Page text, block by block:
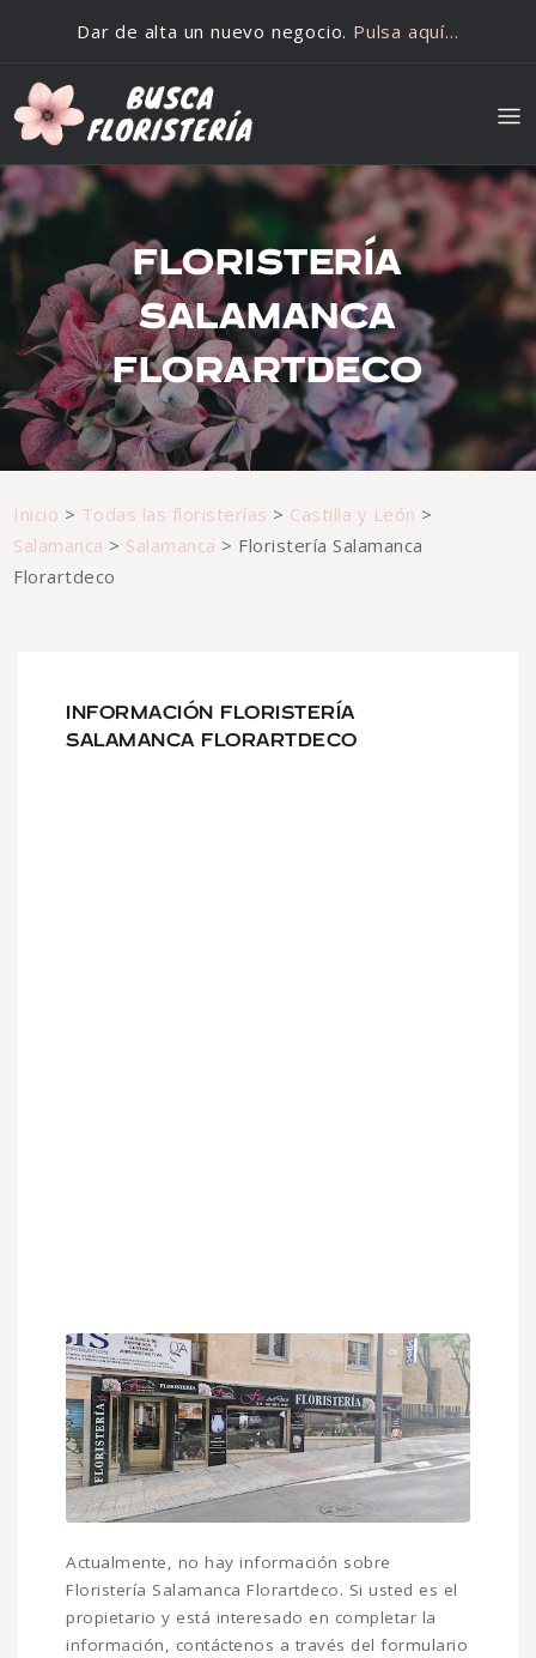
Dar de alta un nuevo negocio. Pulsa aquí…
FLORISTERÍA
SALAMANCA
FLORARTDECO
Inicio > Todas las floristerías > Castilla y León >
Salamanca > Salamanca > Floristería Salamanca
Florartdeco
INFORMACIÓN FLORISTERÍA
SALAMANCA FLORARTDECO
Actualmente, no hay información sobre
Floristería Salamanca Florartdeco. Si usted es el
propietario y está interesado en completar la
información, contáctenos a través del formulario